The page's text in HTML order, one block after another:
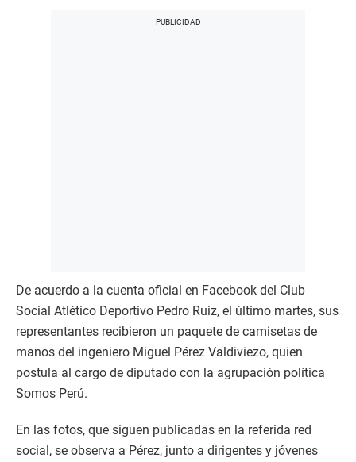
De acuerdo a la cuenta oficial en Facebook del Club
Social Atlético Deportivo Pedro Ruiz, el último martes, sus
representantes recibieron un paquete de camisetas de
manos del ingeniero Miguel Pérez Valdiviezo, quien
postula al cargo de diputado con la agrupación política
Somos Perú.
En las fotos, que siguen publicadas en la referida red
social, se observa a Pérez, junto a dirigentes y jóvenes